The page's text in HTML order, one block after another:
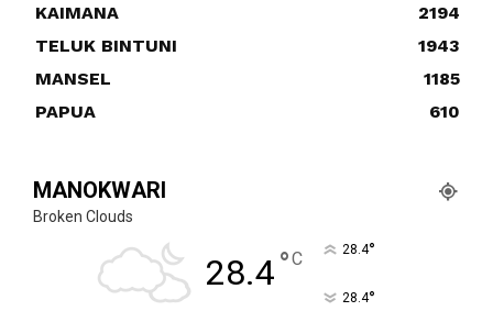
KAIMANA
2194
TELUK BINTUNI
1943
MANSEL
1185
PAPUA
610
MANOKWARI
Broken Clouds
28.4°C 28.4°
28.4°